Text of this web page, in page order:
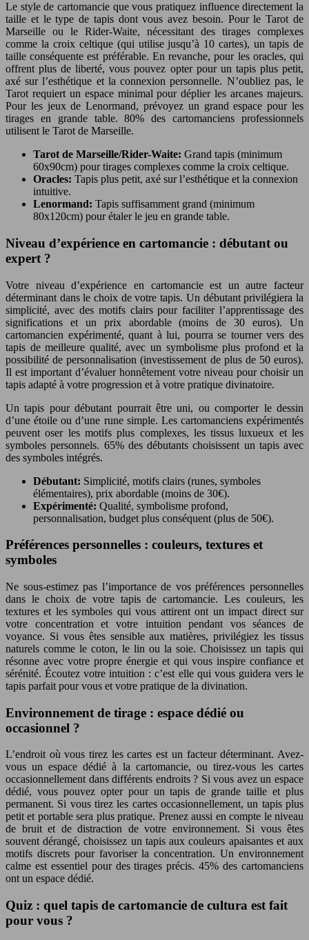
Le style de cartomancie que vous pratiquez influence directement la
taille et le type de tapis dont vous avez besoin. Pour le Tarot de
Marseille ou le Rider-Waite, nécessitant des tirages complexes
comme la croix celtique (qui utilise jusqu’à 10 cartes), un tapis de
taille conséquente est préférable. En revanche, pour les oracles, qui
offrent plus de liberté, vous pouvez opter pour un tapis plus petit,
axé sur l’esthétique et la connexion personnelle. N’oubliez pas, le
Tarot requiert un espace minimal pour déplier les arcanes majeurs.
Pour les jeux de Lenormand, prévoyez un grand espace pour les
tirages en grande table. 80% des cartomanciens professionnels
utilisent le Tarot de Marseille.
Tarot de Marseille/Rider-Waite: Grand tapis (minimum
60x90cm) pour tirages complexes comme la croix celtique.
Oracles: Tapis plus petit, axé sur l’esthétique et la connexion
intuitive.
Lenormand: Tapis suffisamment grand (minimum
80x120cm) pour étaler le jeu en grande table.
Niveau d’expérience en cartomancie : débutant ou
expert ?
Votre niveau d’expérience en cartomancie est un autre facteur
déterminant dans le choix de votre tapis. Un débutant privilégiera la
simplicité, avec des motifs clairs pour faciliter l’apprentissage des
significations et un prix abordable (moins de 30 euros). Un
cartomancien expérimenté, quant à lui, pourra se tourner vers des
tapis de meilleure qualité, avec un symbolisme plus profond et la
possibilité de personnalisation (investissement de plus de 50 euros).
Il est important d’évaluer honnêtement votre niveau pour choisir un
tapis adapté à votre progression et à votre pratique divinatoire.
Un tapis pour débutant pourrait être uni, ou comporter le dessin
d’une étoile ou d’une rune simple. Les cartomanciens expérimentés
peuvent oser les motifs plus complexes, les tissus luxueux et les
symboles personnels. 65% des débutants choisissent un tapis avec
des symboles intégrés.
Débutant: Simplicité, motifs clairs (runes, symboles
élémentaires), prix abordable (moins de 30€).
Expérimenté: Qualité, symbolisme profond,
personnalisation, budget plus conséquent (plus de 50€).
Préférences personnelles : couleurs, textures et
symboles
Ne sous-estimez pas l’importance de vos préférences personnelles
dans le choix de votre tapis de cartomancie. Les couleurs, les
textures et les symboles qui vous attirent ont un impact direct sur
votre concentration et votre intuition pendant vos séances de
voyance. Si vous êtes sensible aux matières, privilégiez les tissus
naturels comme le coton, le lin ou la soie. Choisissez un tapis qui
résonne avec votre propre énergie et qui vous inspire confiance et
sérénité. Écoutez votre intuition : c’est elle qui vous guidera vers le
tapis parfait pour vous et votre pratique de la divination.
Environnement de tirage : espace dédié ou
occasionnel ?
L’endroit où vous tirez les cartes est un facteur déterminant. Avez-
vous un espace dédié à la cartomancie, ou tirez-vous les cartes
occasionnellement dans différents endroits ? Si vous avez un espace
dédié, vous pouvez opter pour un tapis de grande taille et plus
permanent. Si vous tirez les cartes occasionnellement, un tapis plus
petit et portable sera plus pratique. Prenez aussi en compte le niveau
de bruit et de distraction de votre environnement. Si vous êtes
souvent dérangé, choisissez un tapis aux couleurs apaisantes et aux
motifs discrets pour favoriser la concentration. Un environnement
calme est essentiel pour des tirages précis. 45% des cartomanciens
ont un espace dédié.
Quiz : quel tapis de cartomancie de cultura est fait
pour vous ?